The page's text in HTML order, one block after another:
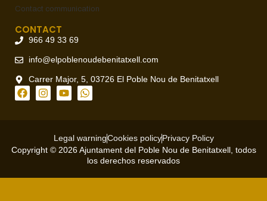
Contact communication
CONTACT
966 49 33 69
info@elpoblenoudebenitatxell.com
Carrer Major, 5, 03726 El Poble Nou de Benitatxell
Legal warningCookies policyPrivacy Policy
Copyright © 2026 Ajuntament del Poble Nou de Benitatxell, todos
los derechos reservados